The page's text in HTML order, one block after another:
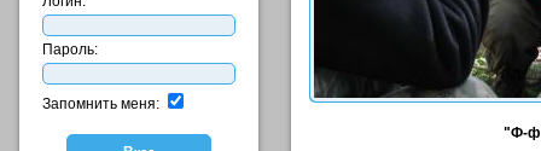
Пароль:
Запомнить меня:
"Ф-ф-